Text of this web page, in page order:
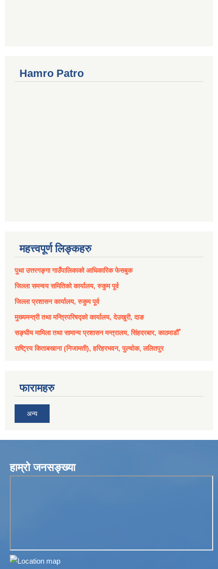
Hamro Patro
महत्त्वपूर्ण लिङ्कहरु
पुथा उत्तरगङ्गा गाउँपालिकाको आधिकारिक फेसबुक
जिल्ला समन्वय समितिको कार्यालय, रुकुम पूर्व
जिल्ला प्रशासन कार्यालय, रुकुम पूर्व
मुख्यमन्त्री तथा मन्त्रिपरिषद्को कार्यालय, देउखुरी, दाङ
सङ्घीय मामिला तथा सामान्य प्रशासन मन्त्रालय, सिंहदरबार, काठमाडौँ
राष्ट्रिय किताबखाना (निजामती), हरिहरभवन, पुल्चोक, ललितपुर
फारामहरु
अन्य
हाम्रो जनसङ्ख्या